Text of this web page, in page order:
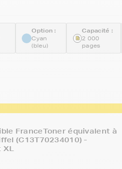
Option :
Cyan
(bleu)
Capacité :
2 000
pages
FranceToner équivalent à
(C13T70234010) -
XL